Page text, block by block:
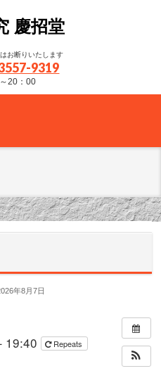
慶招堂
お断りいたします
9319
20：00
年8月7日
19:40 Repeats